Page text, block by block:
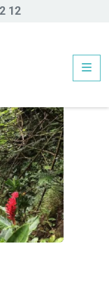
12
d’Afareaitu